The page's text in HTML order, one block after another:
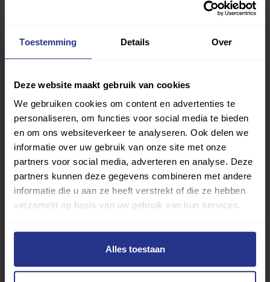
Toestemming Details Over
Deze website maakt gebruik van cookies
We gebruiken cookies om content en advertenties te
personaliseren, om functies voor social media te bieden
en om ons websiteverkeer te analyseren. Ook delen we
informatie over uw gebruik van onze site met onze
partners voor social media, adverteren en analyse. Deze
partners kunnen deze gegevens combineren met andere
informatie die u aan ze heeft verstrekt of die ze hebben
verzameld op basis van uw gebruik van hun services.
Alles toestaan
Van atletiek tot zwemmen: met onze Sportzoeker
Met meer dan 4250 sportclubs is er altijd een sport
Sport zoeken
Gezondheid
Lifestyle Tech Tips & tricks